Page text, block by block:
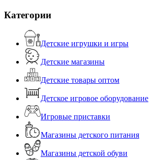
Категории
Детские игрушки и игры
Детские магазины
Детские товары оптом
Детское игровое оборудование
Игровые приставки
Магазины детского питания
Магазины детской обуви